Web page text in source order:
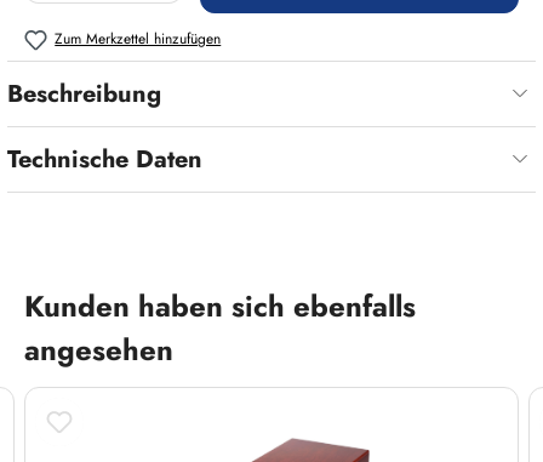
Zum Merkzettel hinzufügen
Beschreibung
Technische Daten
Produktgalerie überspringen
Kunden haben sich ebenfalls
angesehen